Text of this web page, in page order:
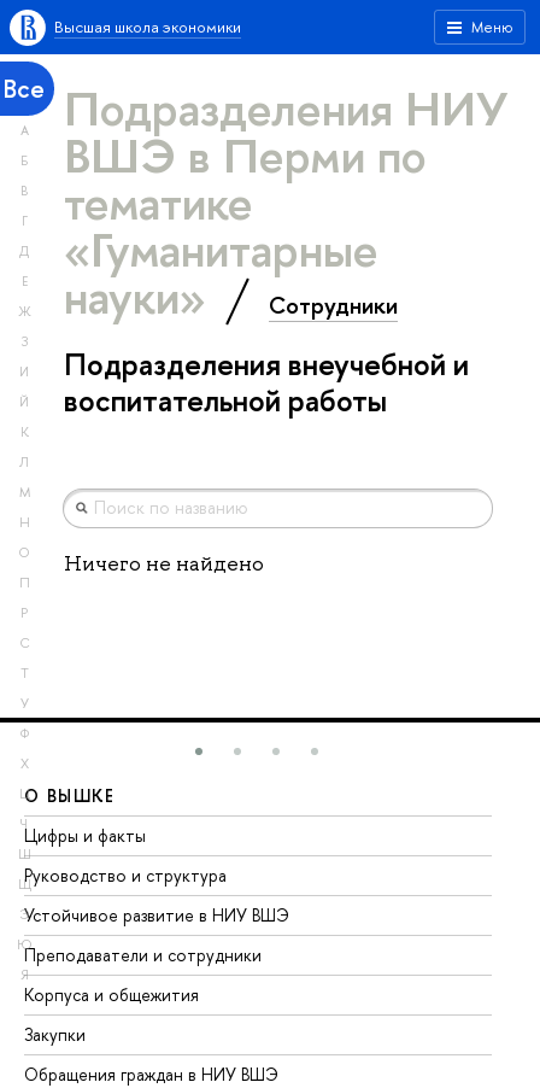
Меню
Высшая школа экономики
Все
А
Б
В
Г
Д
Е
Ж
З
И
Й
К
Л
М
Н
О
П
Р
С
Т
У
Ф
Х
Ц
Ч
Ш
Щ
Э
Ю
Я
Подразделения НИУ
ВШЭ в Перми по
тематике
«Гуманитарные
науки» Сотрудники
Подразделения внеучебной и
воспитательной работы
Ничего не найдено
О ВЫШКЕ
Цифры и факты
Руководство и структура
Устойчивое развитие в НИУ ВШЭ
Преподаватели и сотрудники
Корпуса и общежития
Закупки
Обращения граждан в НИУ ВШЭ